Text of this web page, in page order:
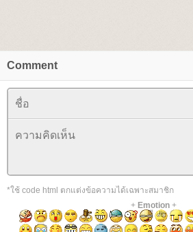
Comment
*ใช้ code html ตกแต่งข้อความได้เฉพาะสมาชิก
+ Emotion+